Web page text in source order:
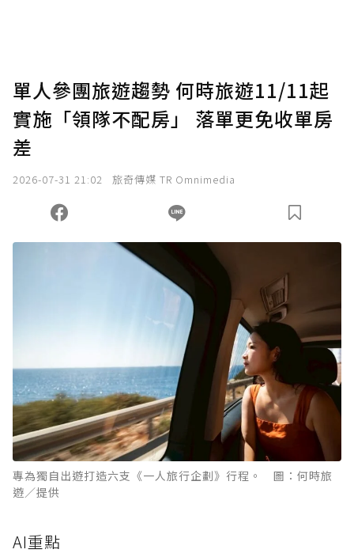
單人參團旅遊趨勢 何時旅遊11/11起
實施「領隊不配房」 落單更免收單房
差
2026-07-31 21:02 旅奇傳媒 TR Omnimedia
專為獨自出遊打造六支《一人旅行企劃》行程。 圖：何時旅
遊／提供
AI重點